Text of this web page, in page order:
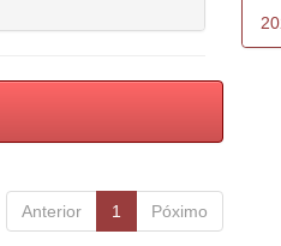
Anterior 1 Póximo